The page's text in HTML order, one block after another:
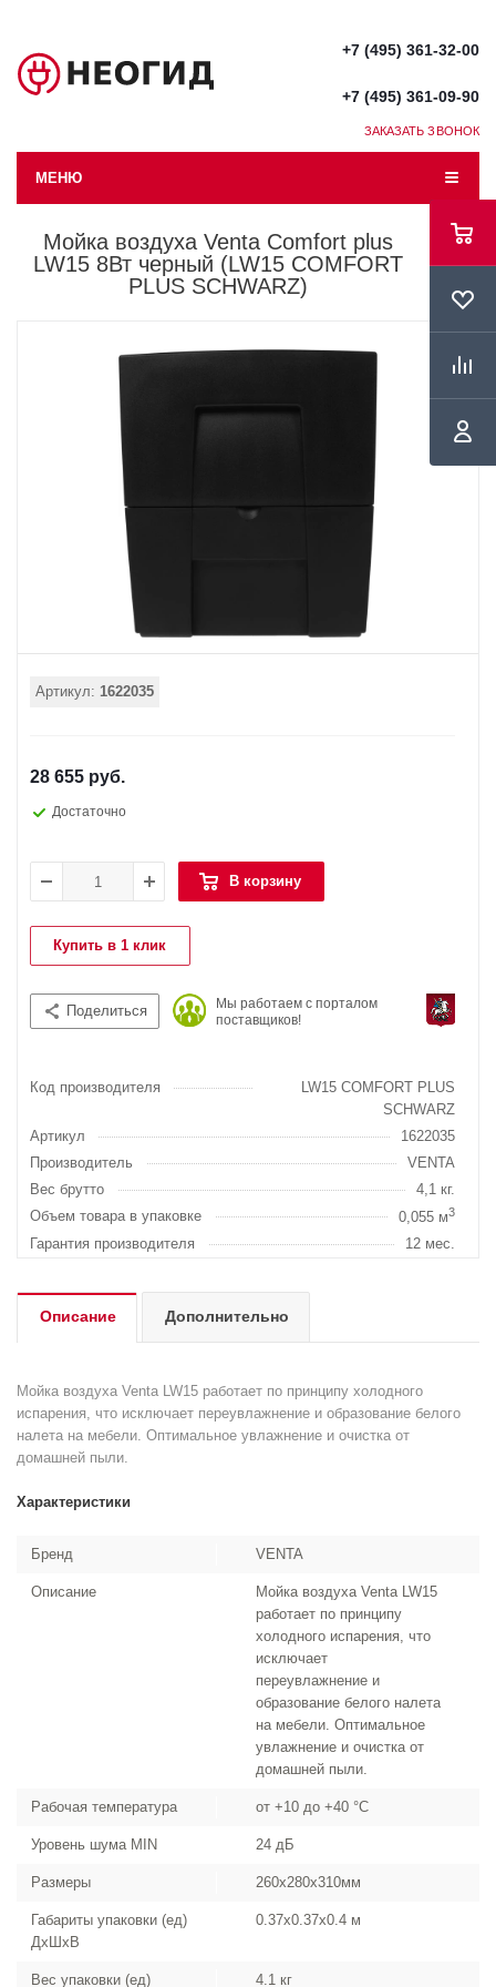
+7 (495) 361-32-00
+7 (495) 361-09-90
ЗАКАЗАТЬ ЗВОНОК
МЕНЮ
Мойка воздуха Venta Comfort plus
LW15 8Вт черный (LW15 COMFORT
PLUS SCHWARZ)
Артикул: 1622035
28 655 руб.
Достаточно
В корзину
Купить в 1 клик
Поделиться
Мы работаем с порталом
поставщиков!
Код производителя
LW15 COMFORT PLUS
SCHWARZ
Артикул
1622035
Производитель
VENTA
Вес брутто
4,1 кг.
Объем товара в упаковке
0,055 м3
Гарантия производителя 12 мес.
Описание Дополнительно
Мойка воздуха Venta LW15 работает по принципу холодного
испарения, что исключает переувлажнение и образование белого
налета на мебели. Оптимальное увлажнение и очистка от
домашней пыли.
Характеристики
Бренд VENTA
Описание
Мойка воздуха Venta LW15
работает по принципу
холодного испарения, что
исключает
переувлажнение и
образование белого налета
на мебели. Оптимальное
увлажнение и очистка от
домашней пыли.
Рабочая температура от +10 до +40 °С
Уровень шума MIN 24 дБ
Размеры 260x280x310мм
Габариты упаковки (ед)
ДхШхВ
0.37x0.37x0.4 м
Вес упаковки (ед) 4.1 кг